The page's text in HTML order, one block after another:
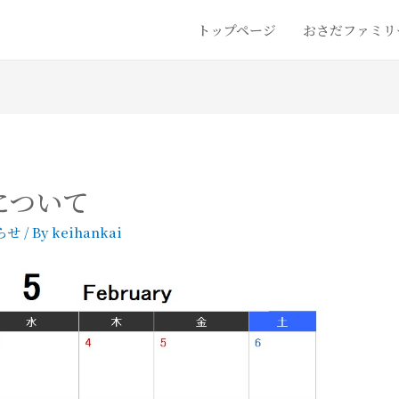
トップページ おさだファミ
いて
せ / Bykeihankai